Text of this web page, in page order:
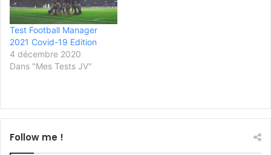
Test Football Manager
2021 Covid-19 Edition
4 décembre 2020
Dans "Mes Tests JV"
Follow me !